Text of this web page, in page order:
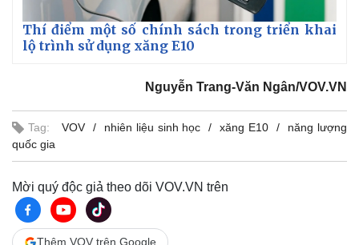
Thí điểm một số chính sách trong triển khai
lộ trình sử dụng xăng E10
Nguyễn Trang-Văn Ngân/VOV.VN
Tag: VOV nhiên liệu sinh học xăng E10
năng lượng
quốc gia
Mời quý độc giả theo dõi VOV.VN trên
Thêm VOV trên Google